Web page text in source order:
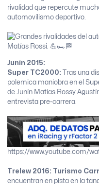
rivalidad que repercute
automovilismo deportivo.
Junín 2015:
Super TC2000: Tras una
polemica maniobra en el
de Junín Matías Rossy
entrevista pre-carrera.
https://www.youtube.com/
Trelew 2016: Turismo
encuentran en pista en la